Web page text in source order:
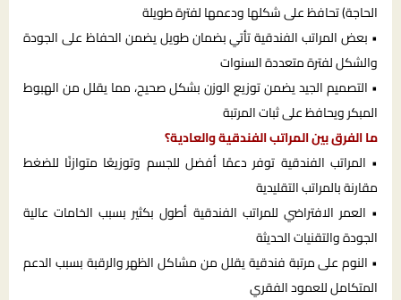
الحاجة) تحافظ على شكلها ودعمها لفترة طويلة
• بعض المراتب الفندقية تأتي بضمان طويل يضمن الحفاظ على الجودة
والشكل لفترة متعددة السنوات
• التصميم الجيد يضمن توزيع الوزن بشكل صحيح، مما يقلل من الهبوط
المبكر ويحافظ على ثبات المرتبة
ما الفرق بين المراتب الفندقية والعادية؟
• المراتب الفندقية توفر دعمًا أفضل للجسم وتوزيعًا متوازنًا للضغط
مقارنة بالمراتب التقليدية
• العمر الافتراضي للمراتب الفندقية أطول بكثير بسبب الخامات عالية
الجودة والتقنيات الحديثة
• النوم على مرتبة فندقية يقلل من مشاكل الظهر والرقبة بسبب الدعم
المتكامل للعمود الفقري